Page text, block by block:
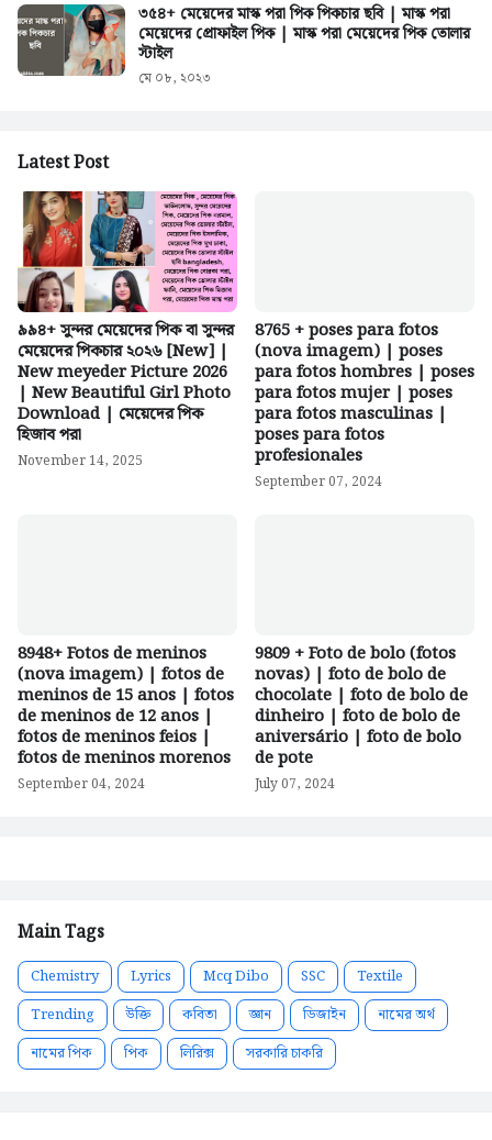
৩৫৪+ মেয়েদের মাস্ক পরা পিক পিকচার ছবি | মাস্ক পরা
মেয়েদের প্রোফাইল পিক | মাস্ক পরা মেয়েদের পিক তোলার
স্টাইল
মে ০৮, ২০২৩
Latest Post
৯৯৪+ সুন্দর মেয়েদের পিক বা সুন্দর
মেয়েদের পিকচার ২০২৬ [New] |
New meyeder Picture 2026
| New Beautiful Girl Photo
Download | মেয়েদের পিক
হিজাব পরা
November 14, 2025
8765 + poses para fotos
(nova imagem) | poses
para fotos hombres | poses
para fotos mujer | poses
para fotos masculinas |
poses para fotos
profesionales
September 07, 2024
8948+ Fotos de meninos
(nova imagem) | fotos de
meninos de 15 anos | fotos
de meninos de 12 anos |
fotos de meninos feios |
fotos de meninos morenos
September 04, 2024
9809 + Foto de bolo (fotos
novas) | foto de bolo de
chocolate | foto de bolo de
dinheiro | foto de bolo de
aniversário | foto de bolo
de pote
July 07, 2024
Main Tags
Chemistry Lyrics Mcq Dibo SSC
Textile
Trending
উক্তি কবিতা জ্ঞান ডিজাইন
নামের অর্থ
নামের পিক
পিক লিরিক্স সরকারি চাকরি